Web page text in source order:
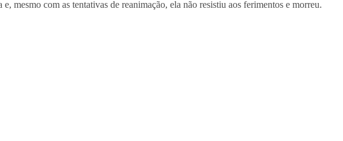
mesmo com as tentativas de reanimação, ela não resistiu aos ferimentos e morreu.